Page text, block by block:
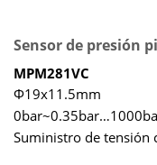
Sensor de presión
MPM281VC
Φ19x11.5mm
Suministro de tensión